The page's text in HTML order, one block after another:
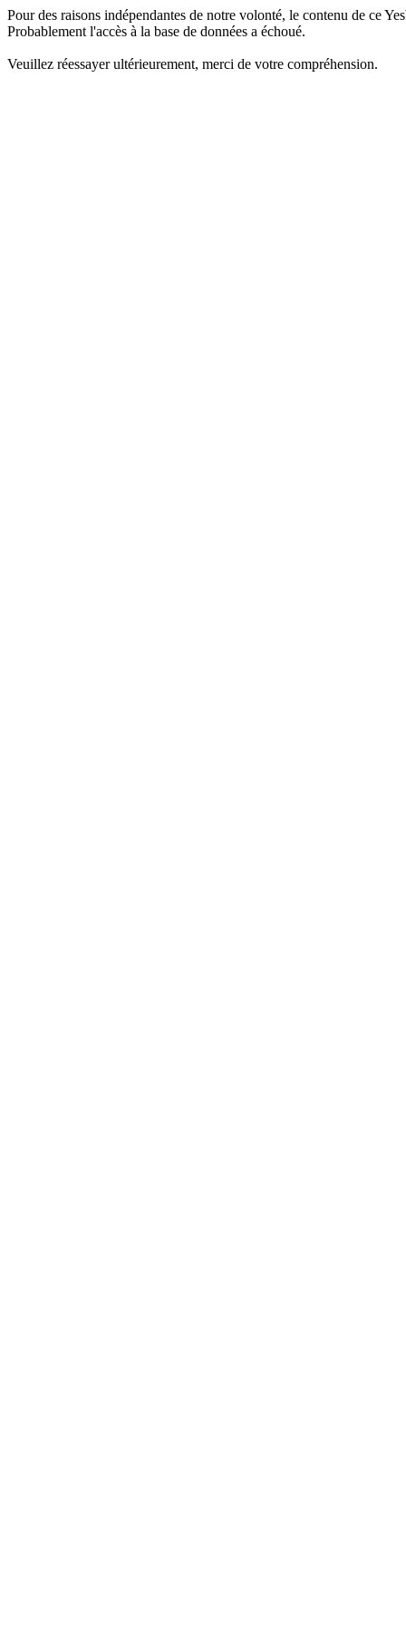
Pour des raisons indépendantes de notre volonté, le contenu de ce
Probablement l'accès à la base de données a échoué.
Veuillez réessayer ultérieurement, merci de votre compréhension.